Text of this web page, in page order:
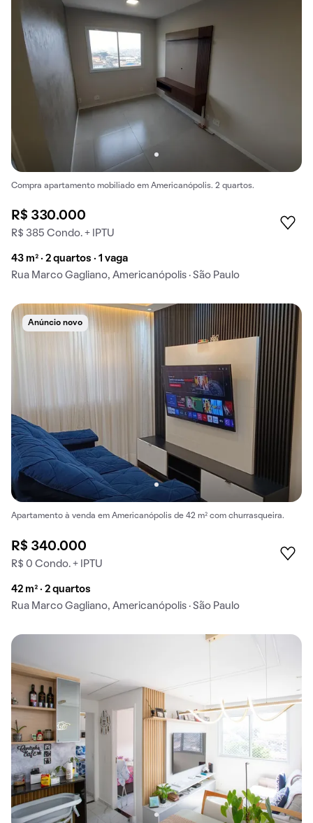
Compra apartamento mobiliado em Americanópolis. 2 quartos.
R$ 330.000
R$ 385 Condo. + IPTU
43 m² · 2 quartos · 1 vaga
Rua Marco Gagliano, Americanópolis · São Paulo
Anúncio novo
Apartamento à venda em Americanópolis de 42 m² com churrasqueira.
R$ 340.000
R$ 0 Condo. + IPTU
42 m² · 2 quartos
Rua Marco Gagliano, Americanópolis · São Paulo